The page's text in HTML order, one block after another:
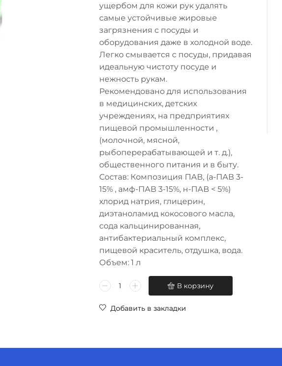
ущербом для кожи рук удалять
самые устойчивые жировые
загрязнения с посуды и
оборудования даже в холодной воде.
Легко смывается с посуды, придавая
идеальную чистоту посуде и
нежность рукам.
Рекомендовано для использования
в медицинских, детских
учреждениях, на предприятиях
пищевой промышленности ,
(молочной, мясной,
рыбоперерабатывающей и т. д.),
общественного питания и в быту.
Состав: Композиция ПАВ, (а-ПАВ 3-
15% , амф-ПАВ 3-15%, н-ПАВ < 5%)
хлорид натрия, глицерин,
диэтаноламид кокосового масла,
сода кальцинированная,
антибактериальный комплекс,
пищевой краситель, отдушка, вода.
Объем: 1 л
В корзину
Добавить в закладки